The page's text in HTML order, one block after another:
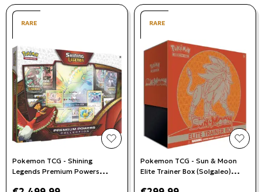
RARE
add to wishlist
Pokemon TCG - Shining
Legends Premium Powers
RARE
add
Pokemon TCG - Sun & Moon
Elite Trainer Box (Solgaleo)